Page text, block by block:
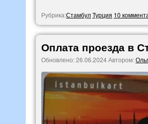
Рубрика:СтамбулТурция 10
Оплата проезда в
Обновлено:26.06.2024Автором: